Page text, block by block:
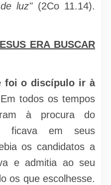
luz" (2Co 11.14).
ERABUSCAR
foi o discípulo ir à
Em todos os tempos
à procura do
ficava em seus
os candidatos a
e admitia ao seu
os que esco­lhesse.